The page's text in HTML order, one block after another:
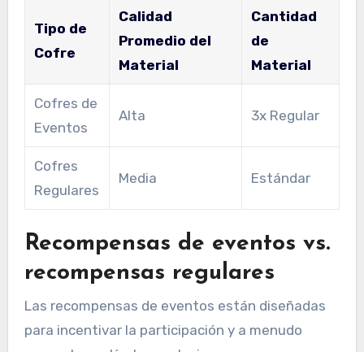
Tipo de
Cofre
Calidad
Promedio del
Material
Cantidad
de
Material
Cofres de
Eventos
Alta 3x Regular
Cofres
Regulares
Media Estándar
Recompensas de eventos vs.
recompensas regulares
Las recompensas de eventos están diseñadas
para incentivar la participación y a menudo